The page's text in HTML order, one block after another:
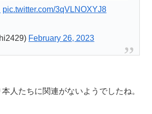
pic.twitter.com/3qVLNOXYJ8
February 26, 2023
人たちに関連がないようでしたね。